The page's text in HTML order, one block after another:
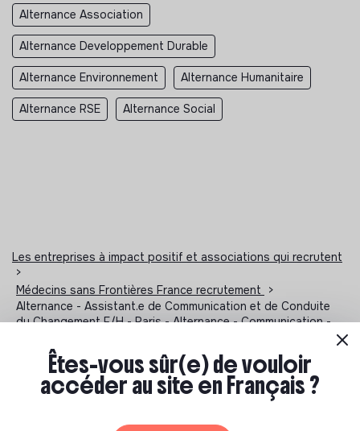
Alternance Association
Alternance Developpement Durable
Alternance Environnement Alternance Humanitaire
Alternance RSE Alternance Social
Les entreprises à impact positif et associations qui recrutent
>
Médecins sans Frontières France recrutement
>
Alternance - Assistant.e de Communication et de Conduite
du Changement F/H - Paris - Alternance - Communication -
Notre sélection de formations à impact
Êtes-vous sûr(e) de vouloir
accéder au site en Français ?